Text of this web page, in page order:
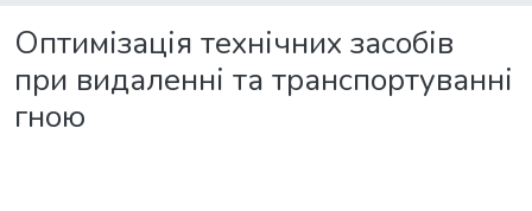
Оптимізація технічних засобів
при видаленні та транспортуванні
гною